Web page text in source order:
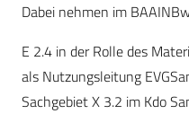
Dabei nehmen im
E 2.4 in der Rolle des
als Nutzungsleitung
Sachgebiet X 3.2 im Kdo